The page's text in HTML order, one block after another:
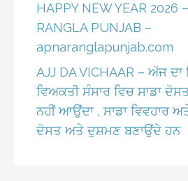
HAPPY NEW YEAR 2026
RANGLA PUNJAB –
apnaranglapunjab.com
AJJ DA VICHAAR – ਅੱਜ ਦਾ
ਵਿਅਕਤੀ ਸੰਸਾਰ ਵਿਚ ਸਾਡਾ
ਨਹੀਂ ਆਉਂਦਾ , ਸਾਡਾ ਵਿਵਹਾਰ
ਦੋਸਤ ਅਤੇ ਦੁਸ਼ਮਣ ਬਣਾਉਂਦੇ ਹਨ